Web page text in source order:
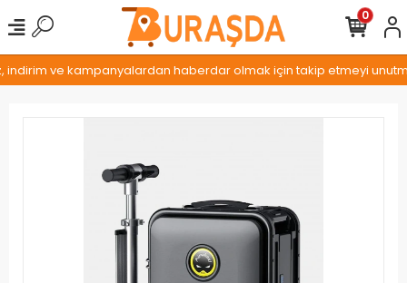
ve kampanyalardan haberdar olmak için takip etmeyi
0